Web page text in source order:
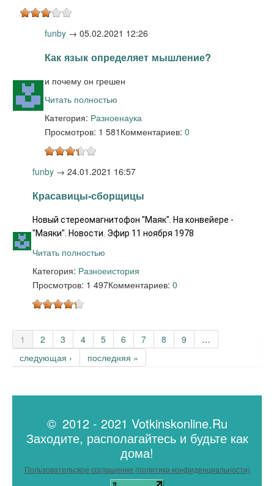
funby → 05.02.2021 12:26
Как язык определяет мышление?
и почему он грешен
Читать полностью
Категория: Разноенаука
Просмотров: 1 581 Комментариев: 0
funby → 24.01.2021 16:57
Красавицы-сборщицы
Новый стереомагнитофон "Маяк". На конвейере -
"Маяки". Новости. Эфир 11 ноября 1978
Читать полностью
Категория: Разноеистория
Просмотров: 1 497Комментариев: 0
Страницы
1 2 3 4 5 6 7 8 9
…
следующая ›
последняя »
© 2012 - 2021 Votkinskonline.Ru
Заходите, располагайтесь и будьте как
дома!
Пользовательское соглашение (политика конфиденциальности)